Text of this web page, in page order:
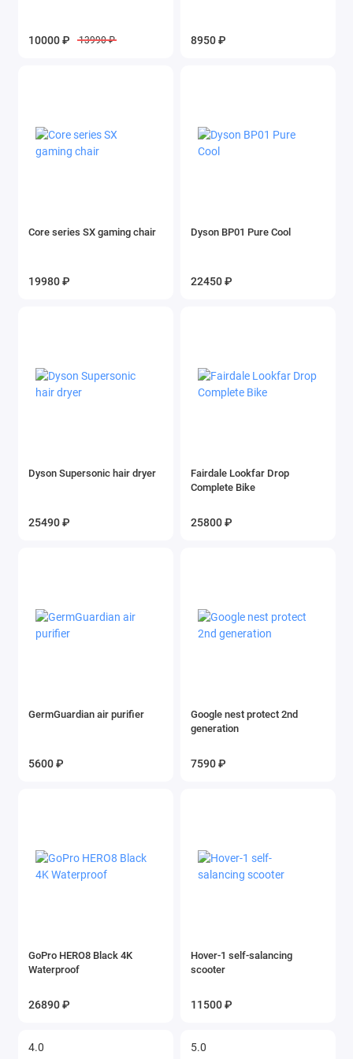
10000 ₽ 13990 ₽ 8950 ₽
Core series SX gaming chair
19980 ₽
Dyson BP01 Pure Cool
22450 ₽
Dyson Supersonic hair dryer
25490 ₽
Fairdale Lookfar Drop
Complete Bike
25800 ₽
GermGuardian air purifier
5600 ₽
Google nest protect 2nd
generation
7590 ₽
GoPro HERO8 Black 4K
Waterproof
26890 ₽
Hover-1 self-salancing
scooter
11500 ₽
4.0 5.0